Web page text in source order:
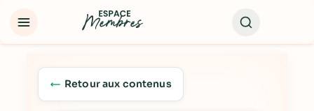
Retour aux contenus